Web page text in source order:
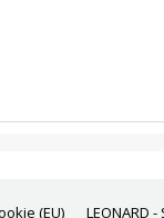
(EU) LEONARD